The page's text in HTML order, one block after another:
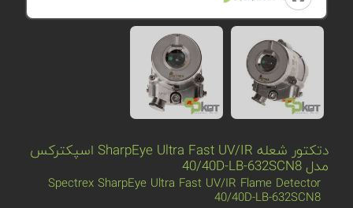
دتکتور شعله SharpEye Ultra Fast UV/IR اسپکترکس
مدل 40/40D-LB-632SCN8
Spectrex SharpEye Ultra Fast UV/IR Flame Detector
40/40D-LB-632SCN8